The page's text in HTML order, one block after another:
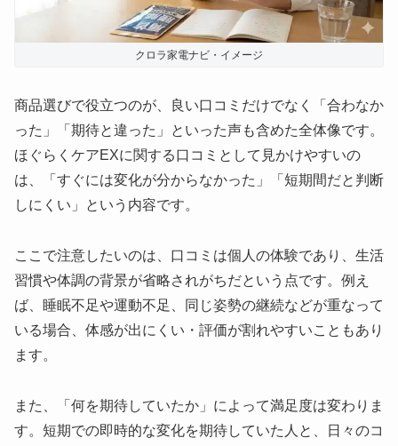
クロラ家電ナビ・イメージ
商品選びで役立つのが、良い口コミだけでなく「合わなか
った」「期待と違った」といった声も含めた全体像です。
ほぐらくケアEXに関する口コミとして見かけやすいの
は、
「すぐには変化が分からなかった」「短期間だと判断
しにくい」
という内容です。
ここで注意したいのは、口コミは個人の体験であり、生活
習慣や体調の背景が省略されがちだという点です。例え
ば、睡眠不足や運動不足、同じ姿勢の継続などが重なって
いる場合、体感が出にくい・評価が割れやすいこともあり
ます。
また、「何を期待していたか」によって満足度は変わりま
す。短期での即時的な変化を期待していた人と、日々のコ